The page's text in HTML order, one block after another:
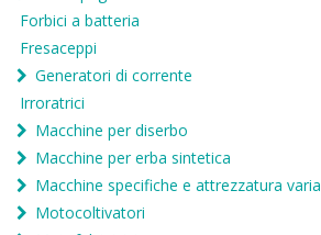
Forbici a batteria
Fresaceppi
Generatori di corrente
Irroratrici
Macchine per diserbo
Macchine per erba sintetica
Macchine specifiche e attrezzatura varia
Motocoltivatori